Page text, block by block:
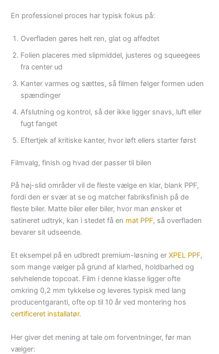
En professionel proces har typisk fokus på:
Overfladen gøres helt ren, glat og affedtet
Folien placeres med slipmiddel, justeres og squeegees
fra center ud
Kanter varmes og sættes, så filmen følger formen uden
spændinger
Afslutning og kontrol, så der ikke ligger snavs, luft eller
fugt fanget
Eftertjek af kritiske kanter, hvor løft ellers starter først
Filmvalg, finish og hvad der passer til bilen
På høj-slid områder vil de fleste vælge en klar, blank PPF,
fordi den er svær at se og matcher fabriksfinish på de
fleste biler. Matte biler eller biler, hvor man ønsker et
satineret udtryk, kan i stedet få en mat PPF, så overfladen
bevarer sit udseende.
Et eksempel på en udbredt premium-løsning erXPEL PPF,
som mange vælger på grund af klarhed, holdbarhed og
selvhelende topcoat. Film i denne klasse ligger ofte
omkring 0,2 mm tykkelse og leveres typisk med lang
producentgaranti, ofte op til 10 år ved montering hos
certificeret installatør.
Her giver det mening at tale om forventninger, før man
vælger: